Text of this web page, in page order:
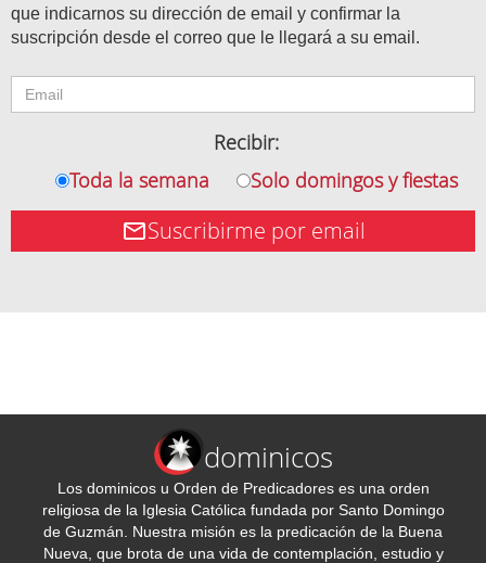
que indicarnos su dirección de email y confirmar la
suscripción desde el correo que le llegará a su email.
Recibir:
Toda la semana
Solo domingos y fiestas
Suscribirme por email
dominicos
Los dominicos u Orden de Predicadores es una orden
religiosa de la Iglesia Católica fundada por Santo Domingo
de Guzmán. Nuestra misión es la predicación de la Buena
Nueva, que brota de una vida de contemplación, estudio y